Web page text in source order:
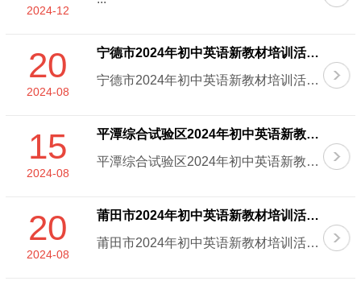
2024-12
20
2024-08
宁德市2024年初中英语新教材培训活动圆满结束
宁德市2024年初中英语新教材培训活动圆满结束【宁德市2024年初中英语新教材培训活动简讯（由卜小兵提供图文稿）】202......
15
2024-08
平潭综合试验区2024年初中英语新教材培训活动圆满结束
平潭综合试验区2024年初中英语新教材培训活动圆满结束【平潭综合试验区2024年科普仁爱版初中英语新教材培训活动简讯（卜......
20
2024-08
莆田市2024年初中英语新教材培训活动圆满结束
莆田市2024年初中英语新教材培训活动圆满结束【莆田市2024年初中英语新教材培训活动简讯（卜小兵提供图文稿）】2024......